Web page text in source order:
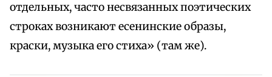
отдельных, часто несвязанных поэтических
строках возникают есенинские образы,
краски, музыка его стиха» (там же).